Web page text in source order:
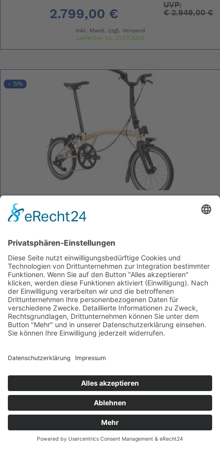
2.799,00 €
UVP:
€2.949,00 €
inkl. Mwst. zzgl. Versand
Lieferbar ca. 31.07.2026
- 5%
Brompton New P Line 4-Gang Dunesand M-
Lenker
2.799,00 €
€ 2.949,00 €
inkl. Mwst. zzgl.Versand
Sofort lieferbar(Lieferzeit: 1-3 Werktage)
- 6%